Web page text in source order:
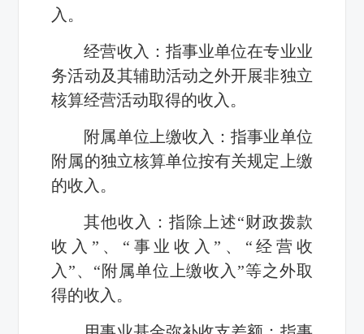
入。
经营收入：指事业单位在专业业
务活动及其辅助活动之外开展非独立
核算经营活动取得的收入。
附属单位上缴收入：指事业单位
附属的独立核算单位按有关规定上缴
的收入。
其他收入：指除上述“财政拨款
收入”、“事业收入”、“经营收
入”、“附属单位上缴收入”等之外取
得的收入。